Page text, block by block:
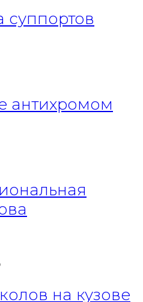
суппортов
антихромом
на кузове